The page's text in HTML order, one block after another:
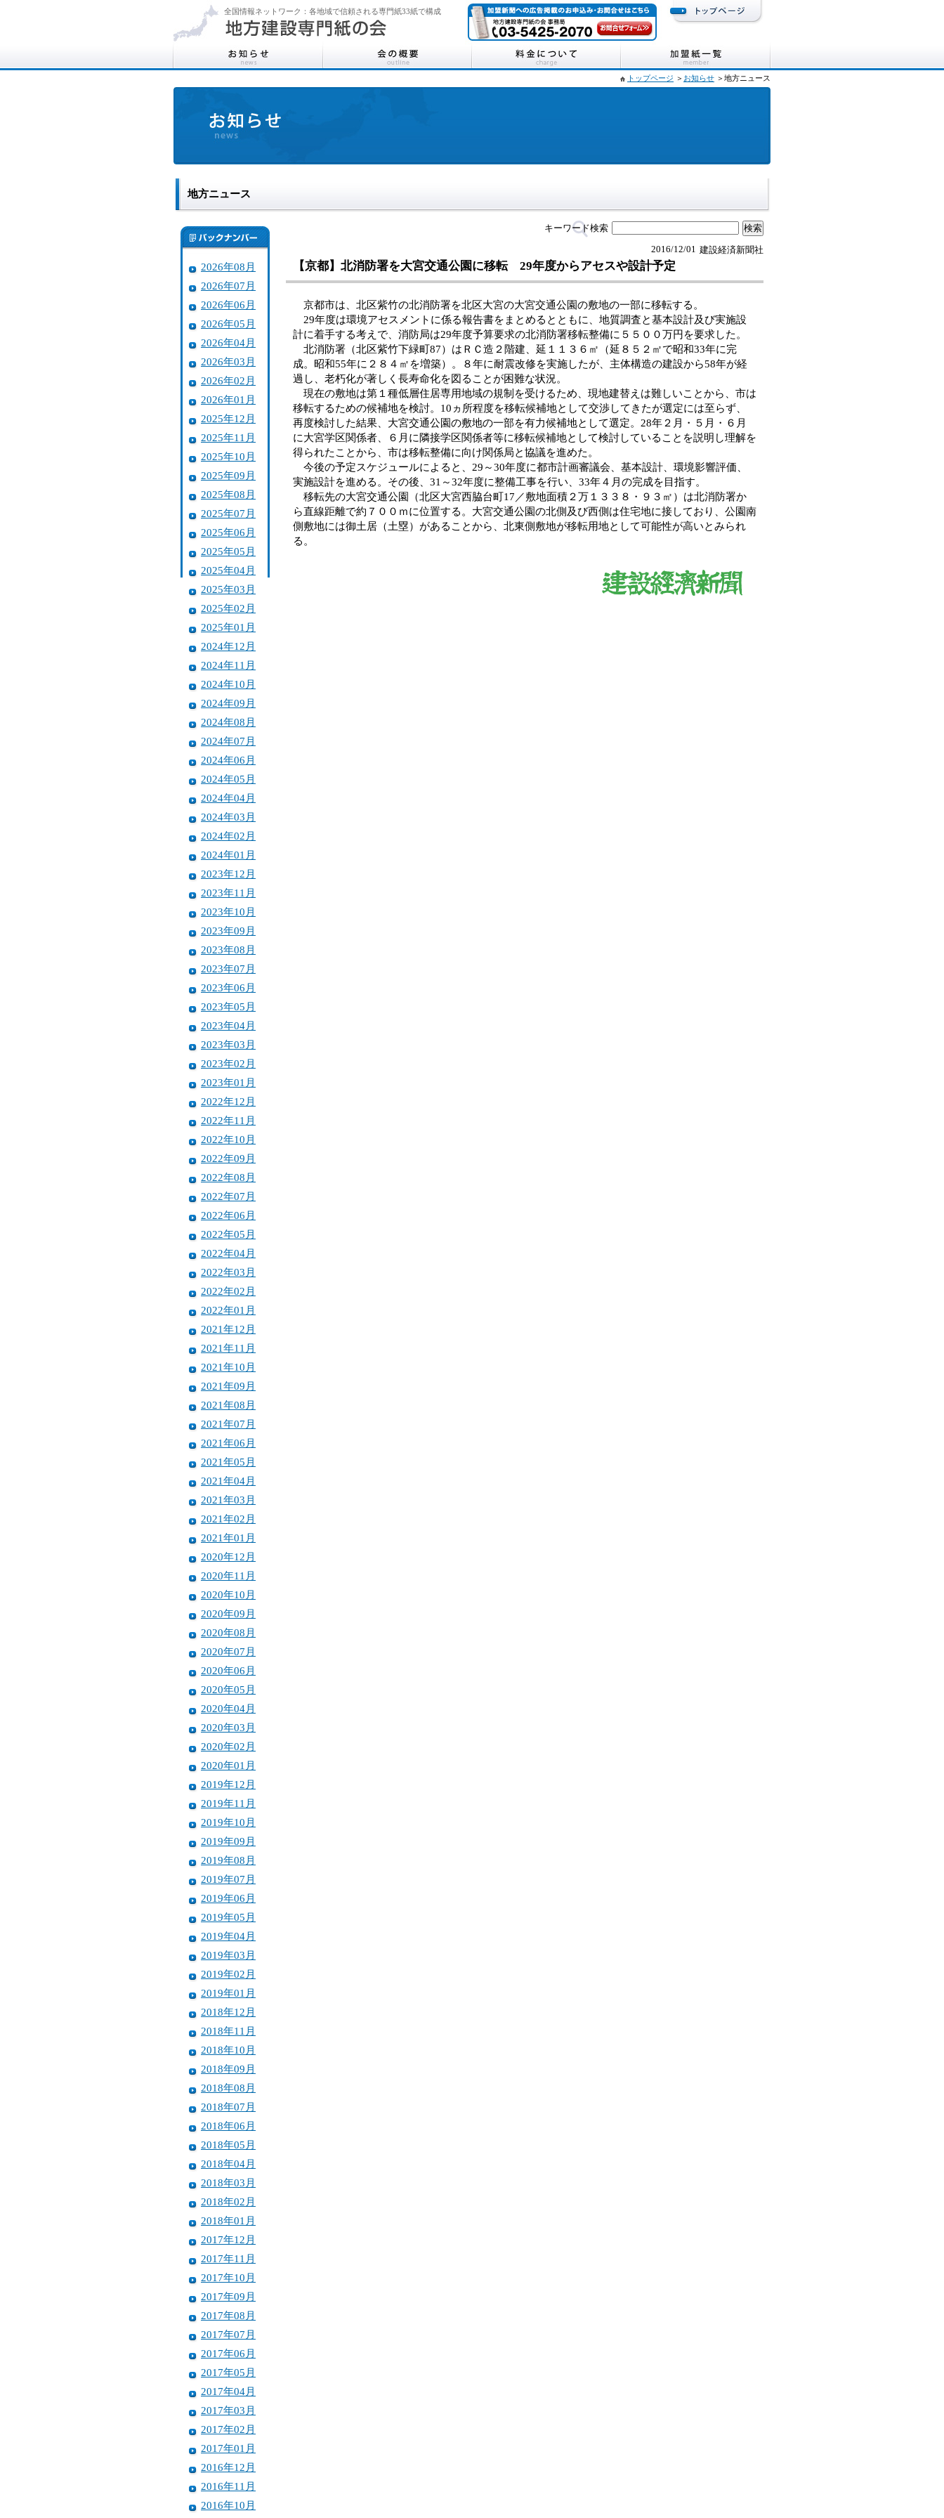
全国情報ネットワーク：各地域で信頼される専門紙33紙で構成
トップページ ＞ お知らせ ＞地方ニュース
地方ニュース
2026年08月
2026年07月
2026年06月
2026年05月
2026年04月
2026年03月
2026年02月
2026年01月
2025年12月
2025年11月
2025年10月
2025年09月
2025年08月
2025年07月
2025年06月
2025年05月
2025年04月
2025年03月
2025年02月
2025年01月
2024年12月
2024年11月
2024年10月
2024年09月
2024年08月
2024年07月
2024年06月
2024年05月
2024年04月
2024年03月
2024年02月
2024年01月
2023年12月
2023年11月
2023年10月
2023年09月
2023年08月
2023年07月
2023年06月
2023年05月
2023年04月
2023年03月
2023年02月
2023年01月
2022年12月
2022年11月
2022年10月
2022年09月
2022年08月
2022年07月
2022年06月
2022年05月
2022年04月
2022年03月
2022年02月
2022年01月
2021年12月
2021年11月
2021年10月
2021年09月
2021年08月
2021年07月
2021年06月
2021年05月
2021年04月
2021年03月
2021年02月
2021年01月
2020年12月
2020年11月
2020年10月
2020年09月
2020年08月
2020年07月
2020年06月
2020年05月
2020年04月
2020年03月
2020年02月
2020年01月
2019年12月
2019年11月
2019年10月
2019年09月
2019年08月
2019年07月
2019年06月
2019年05月
2019年04月
2019年03月
2019年02月
2019年01月
2018年12月
2018年11月
2018年10月
2018年09月
2018年08月
2018年07月
2018年06月
2018年05月
2018年04月
2018年03月
2018年02月
2018年01月
2017年12月
2017年11月
2017年10月
2017年09月
2017年08月
2017年07月
2017年06月
2017年05月
2017年04月
2017年03月
2017年02月
2017年01月
2016年12月
2016年11月
2016年10月
キーワード検索
建設経済新聞社
2016/12/01
【京都】北消防署を大宮交通公園に移転 29年度からアセスや設計予定
京都市は、北区紫竹の北消防署を北区大宮の大宮交通公園の敷地の一部に移転する。
29年度は環境アセスメントに係る報告書をまとめるとともに、地質調査と基本設計及び実施設
計に着手する考えで、消防局は29年度予算要求の北消防署移転整備に５５００万円を要求した。
北消防署（北区紫竹下緑町87）はＲＣ造２階建、延１１３６㎡（延８５２㎡で昭和33年に完
成。昭和55年に２８４㎡を増築）。８年に耐震改修を実施したが、主体構造の建設から58年が経
過し、老朽化が著しく長寿命化を図ることが困難な状況。
現在の敷地は第１種低層住居専用地域の規制を受けるため、現地建替えは難しいことから、市は
移転するための候補地を検討。10ヵ所程度を移転候補地として交渉してきたが選定には至らず、
再度検討した結果、大宮交通公園の敷地の一部を有力候補地として選定。28年２月・５月・６月
に大宮学区関係者、６月に隣接学区関係者等に移転候補地として検討していることを説明し理解を
得られたことから、市は移転整備に向け関係局と協議を進めた。
今後の予定スケジュールによると、29～30年度に都市計画審議会、基本設計、環境影響評価、
実施設計を進める。その後、31～32年度に整備工事を行い、33年４月の完成を目指す。
移転先の大宮交通公園（北区大宮西脇台町17／敷地面積２万１３３８・９３㎡）は北消防署か
ら直線距離で約７００ｍに位置する。大宮交通公園の北側及び西側は住宅地に接しており、公園南
側敷地には御土居（土塁）があることから、北東側敷地が移転用地として可能性が高いとみられ
る。